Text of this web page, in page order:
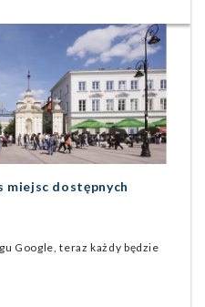
miejsc dostępnych
Google, teraz każdy będzie